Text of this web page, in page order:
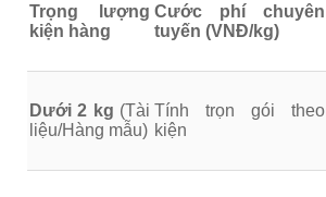
Trọng lượng
kiện hàng
Cước phí chuyên
tuyến (VNĐ/kg)
Dưới 2 kg (Tài
liệu/Hàng mẫu)
Tính trọn gói theo
kiện